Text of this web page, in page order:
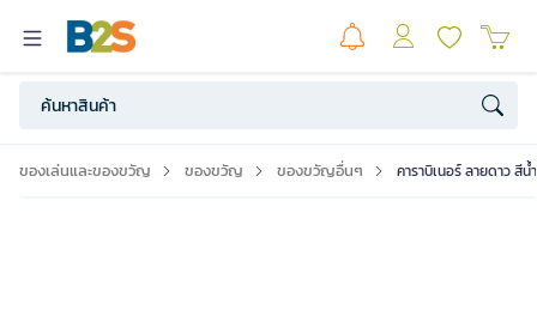
ของเล่นและของขวัญ ของขวัญ ของขวัญอื่นๆ คาราบิเนอร์ ลายดาว สี